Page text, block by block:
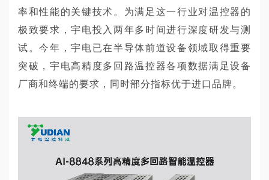
率和性能的关键技术。为满足这一行业对温控器的
极致要求，宇电投入两年多时间进行深度研发与测
试。今年，宇电已在半导体前道设备领域取得重要
突破，宇电高精度多回路温控器各项数据满足设备
厂商和终端的要求，同时部分指标优于进口品牌。